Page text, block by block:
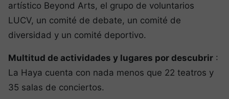
artístico Beyond Arts, el grupo de voluntarios
LUCV, un comité de debate, un comité de
diversidad y un comité deportivo.
Multitud de actividades y lugares por descubrir :
La Haya cuenta con nada menos que 22 teatros y
35 salas de conciertos.